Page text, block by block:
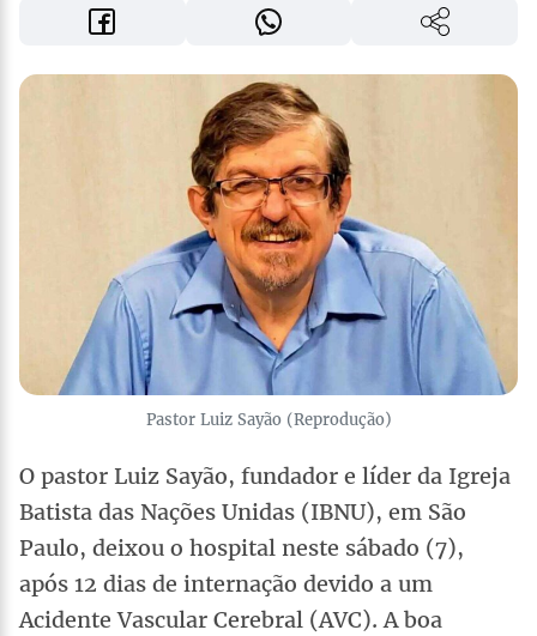
Pastor Luiz Sayão (Reprodução)
O pastor Luiz Sayão, fundador e líder da Igreja
Batista das Nações Unidas (IBNU), em São
Paulo, deixou o hospital neste sábado (7),
após 12 dias de internação devido a um
Acidente Vascular Cerebral (AVC). A boa